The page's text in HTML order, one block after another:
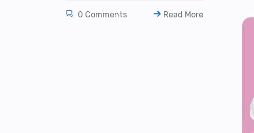
0 Comments Read More